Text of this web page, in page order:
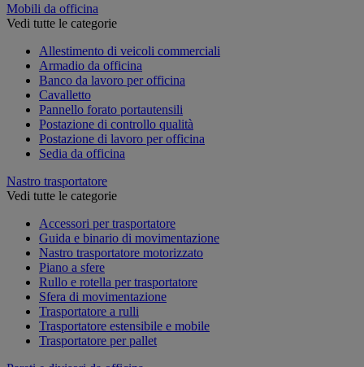
Mobili da officina
Vedi tutte le categorie
Allestimento di veicoli commerciali
Armadio da officina
Banco da lavoro per officina
Cavalletto
Pannello forato portautensili
Postazione di controllo qualità
Postazione di lavoro per officina
Sedia da officina
Nastro trasportatore
Vedi tutte le categorie
Accessori per trasportatore
Guida e binario di movimentazione
Nastro trasportatore motorizzato
Piano a sfere
Rullo e rotella per trasportatore
Sfera di movimentazione
Trasportatore a rulli
Trasportatore estensibile e mobile
Trasportatore per pallet